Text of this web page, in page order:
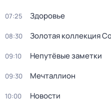
07:25 Здоровье
08:30 Золотая коллекция
09:10 Непутёвые заметки
09:30 Мечталлион
10:00 Новости